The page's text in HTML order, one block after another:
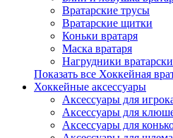
Вратарские трусы
Вратарские щитки
Коньки вратаря
Маска вратаря
Нагрудники
Показать все Хоккейная
Хоккейные аксессуары
Аксессуары для
Аксессуары для
Аксессуары для